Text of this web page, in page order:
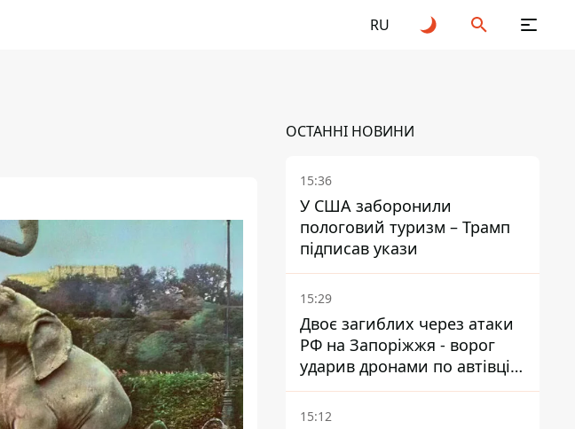
RU
ОСТАННІ НОВИНИ
15:36
У США заборонили
пологовий туризм – Трамп
підписав укази
15:29
Двоє загиблих через атаки
РФ на Запоріжжя - ворог
ударив дронами по автівці
та селищу
15:12